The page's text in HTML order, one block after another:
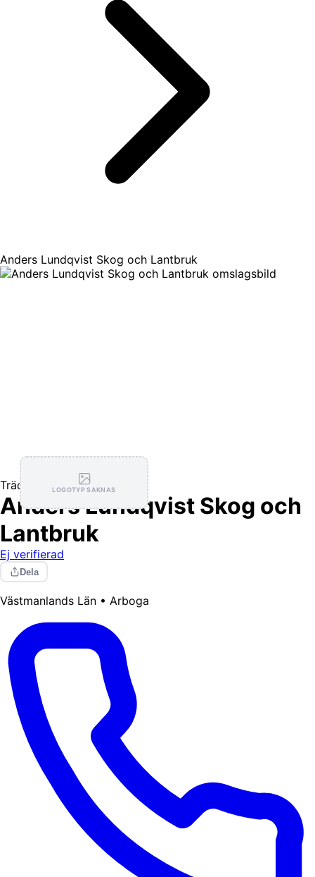
Anders Lundqvist Skog och Lantbruk
LOGOTYP SAKNAS
Trädgårdstjänster
Anders Lundqvist Skog och
Lantbruk
Ej verifierad
Dela
Västmanlands Län • Arboga